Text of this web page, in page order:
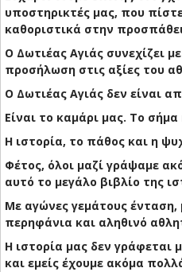
υποστηρικτές μας, που
καθοριστικά στην
Ο Δωτιέας Αγιάς συνεχίζει
προσήλωση στις αξίες του
Ο Δωτιέας Αγιάς δεν είναι
Είναι το καμάρι μας. Το
Η ιστορία, το πάθος και η
Φέτος, όλοι μαζί γράψαμε
αυτό το μεγάλο βιβλίο της
Με αγώνες γεμάτους ένταση,
περηφάνια και αληθινό
Η ιστορία μας δεν γράφεται
και εμείς έχουμε ακόμα